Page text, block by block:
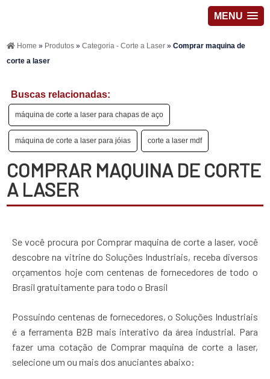
MENU
Home » Produtos»Categoria - Corte a Laser»Comprar maquina de
corte a laser
Buscas relacionadas:
máquina de corte a laser para chapas de aço
máquina de corte a laser para jóias corte a laser mdf
COMPRAR MAQUINA DE CORTE
A LASER
Se você procura por Comprar maquina de corte a laser, você
descobre na vitrine do Soluções Industriais, receba diversos
orçamentos hoje com centenas de fornecedores de todo o
Brasil gratuitamente para todo o Brasil
Possuindo centenas de fornecedores, o Soluções Industriais
é a ferramenta B2B mais interativo da área industrial. Para
fazer uma cotação de Comprar maquina de corte a laser,
selecione um ou mais dos anuciantes abaixo: